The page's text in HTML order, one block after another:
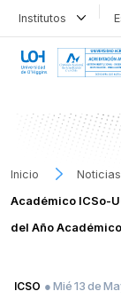
Institutos
Inicio
Noticias
Académico ICSo-
del Año
ICSO ● Mié 13 de